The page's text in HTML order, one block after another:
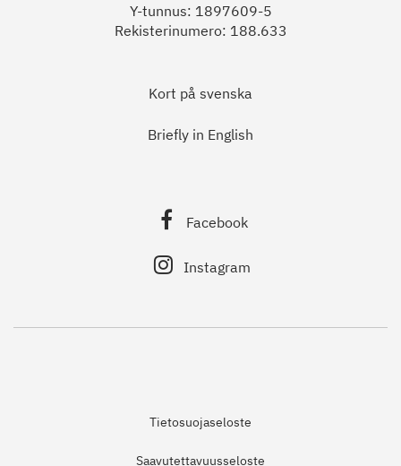
Y-tunnus: 1897609-5
Rekisterinumero: 188.633
Kort på svenska
Briefly in English
Facebook
Instagram
Tietosuojaseloste
Saavutettavuusseloste